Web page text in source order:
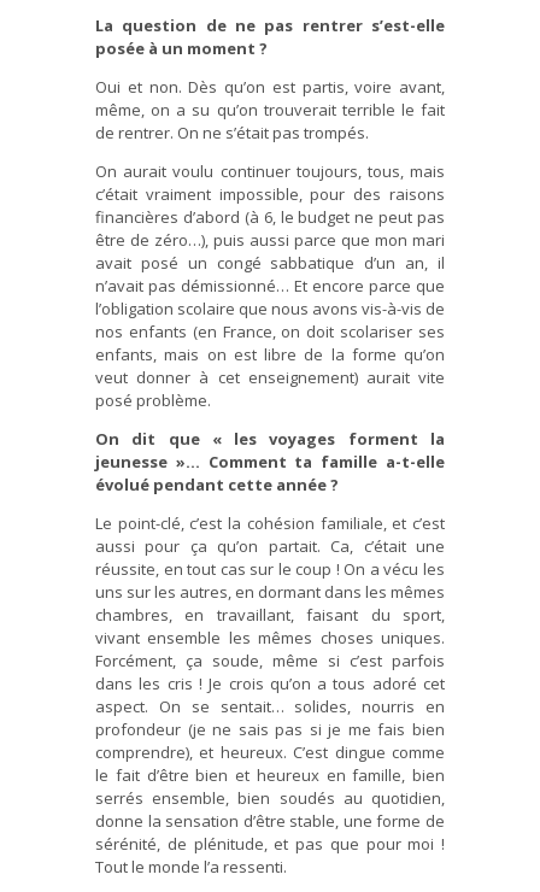
La question de ne pas rentrer s’est-elle
posée à un moment ?
Oui et non. Dès qu’on est partis, voire avant,
même, on a su qu’on trouverait terrible le fait
de rentrer. On ne s’était pas trompés.
On aurait voulu continuer toujours, tous, mais
c’était vraiment impossible, pour des raisons
financières d’abord (à 6, le budget ne peut pas
être de zéro…), puis aussi parce que mon mari
avait posé un congé sabbatique d’un an, il
n’avait pas démissionné… Et encore parce que
l’obligation scolaire que nous avons vis-à-vis de
nos enfants (en France, on doit scolariser ses
enfants, mais on est libre de la forme qu’on
veut donner à cet enseignement) aurait vite
posé problème.
On dit que « les voyages forment la
jeunesse »… Comment ta famille a-t-elle
évolué pendant cette année ?
Le point-clé, c’est la cohésion familiale, et c’est
aussi pour ça qu’on partait. Ca, c’était une
réussite, en tout cas sur le coup ! On a vécu les
uns sur les autres, en dormant dans les mêmes
chambres, en travaillant, faisant du sport,
vivant ensemble les mêmes choses uniques.
Forcément, ça soude, même si c’est parfois
dans les cris ! Je crois qu’on a tous adoré cet
aspect. On se sentait… solides, nourris en
profondeur (je ne sais pas si je me fais bien
comprendre), et heureux. C’est dingue comme
le fait d’être bien et heureux en famille, bien
serrés ensemble, bien soudés au quotidien,
donne la sensation d’être stable, une forme de
sérénité, de plénitude, et pas que pour moi !
Tout le monde l’a ressenti.